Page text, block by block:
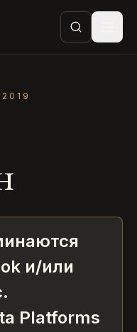
2019
и/или
Platforms